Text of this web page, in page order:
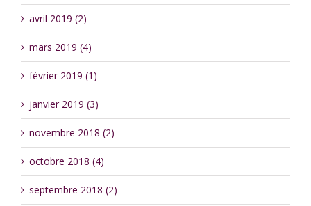
avril 2019 (2)
mars 2019 (4)
février 2019 (1)
janvier 2019 (3)
novembre 2018 (2)
octobre 2018 (4)
septembre 2018 (2)